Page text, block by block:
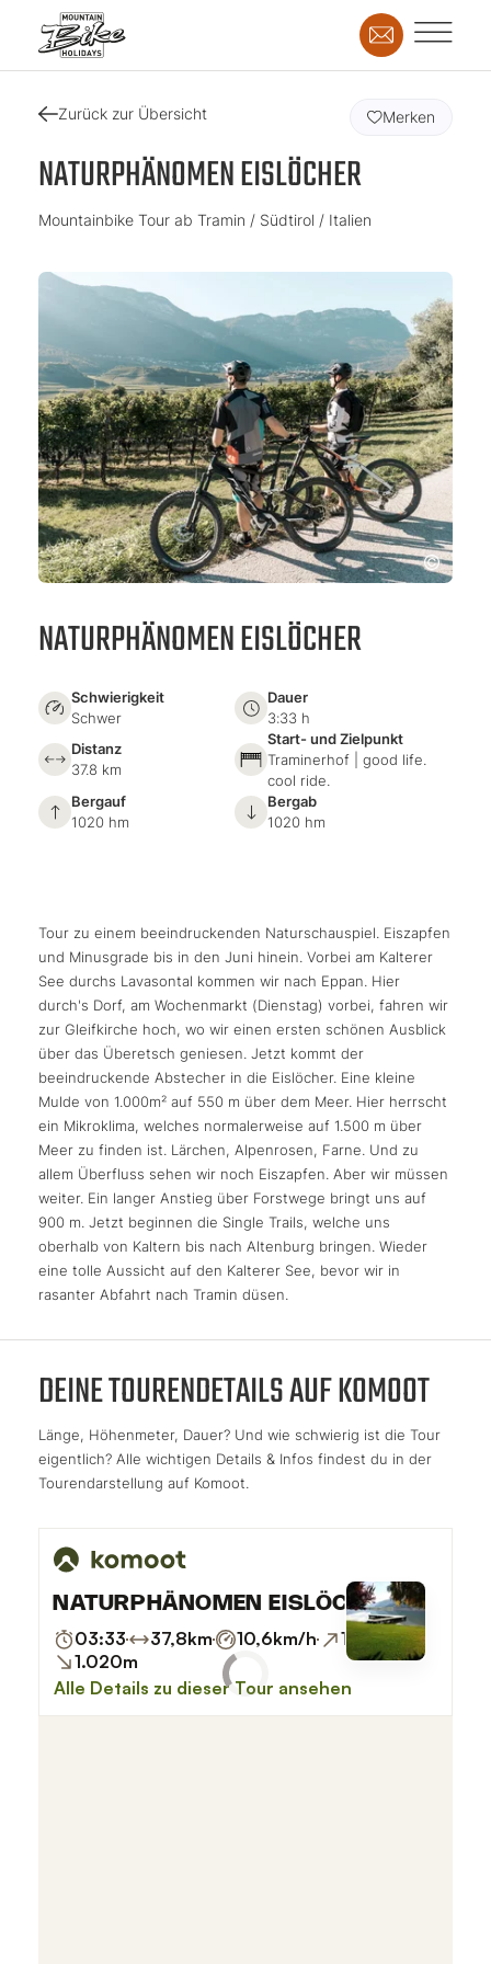
Zurück zur Übersicht
NATURPHÄNOMEN EISLÖCHER
Mountainbike Tour ab Tramin / Südtirol / Italien
Merken
NATURPHÄNOMEN EISLÖCHER
Schwierigkeit
Schwer
Dauer
3:33 h
Distanz
37.8 km
Start- und Zielpunkt
Traminerhof | good life.
cool ride.
Bergauf
1020 hm
Bergab
1020 hm
Tour zu einem beeindruckenden Naturschauspiel. Eiszapfen
und Minusgrade bis in den Juni hinein. Vorbei am Kalterer
See durchs Lavasontal kommen wir nach Eppan. Hier
durch's Dorf, am Wochenmarkt (Dienstag) vorbei, fahren wir
zur Gleifkirche hoch, wo wir einen ersten schönen Ausblick
über das Überetsch geniesen. Jetzt kommt der
beeindruckende Abstecher in die Eislöcher. Eine kleine
Mulde von 1.000m² auf 550 m über dem Meer. Hier herrscht
ein Mikroklima, welches normalerweise auf 1.500 m über
Meer zu finden ist. Lärchen, Alpenrosen, Farne. Und zu
allem Überfluss sehen wir noch Eiszapfen. Aber wir müssen
weiter. Ein langer Anstieg über Forstwege bringt uns auf
900 m. Jetzt beginnen die Single Trails, welche uns
oberhalb von Kaltern bis nach Altenburg bringen. Wieder
eine tolle Aussicht auf den Kalterer See, bevor wir in
rasanter Abfahrt nach Tramin düsen.
DEINE TOURENDETAILS AUF KOMOOT
Länge, Höhenmeter, Dauer? Und wie schwierig ist die Tour
eigentlich? Alle wichtigen Details & Infos findest du in der
Tourendarstellung auf Komoot.